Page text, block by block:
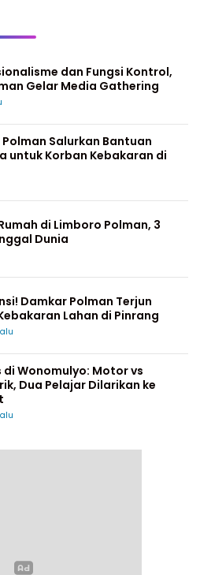
dan Fungsi Kontrol,
Gelar Media Gathering
Polman Salurkan Bantuan
untuk Korban Kebakaran di
di Limboro Polman, 3
Dunia
Damkar Polman Terjun
Lahan di Pinrang
di Wonomulyo: Motor vs
Dua Pelajar Dilarikan ke